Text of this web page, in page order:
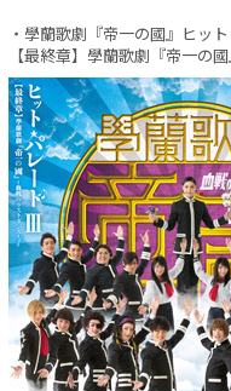
・學蘭歌劇『帝一の國』ヒッ
【最終章】學蘭歌劇『帝一の